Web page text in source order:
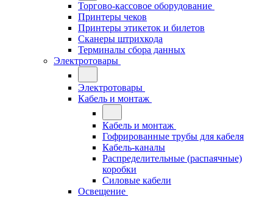
Торгово-кассовое оборудование
Принтеры чеков
Принтеры этикеток и билетов
Сканеры штрихкода
Терминалы сбора данных
Электротовары
Электротовары
Кабель и монтаж
Кабель и монтаж
Гофрированные трубы для кабеля
Кабель-каналы
Распределительные (распаячные)
коробки
Силовые кабели
Освещение